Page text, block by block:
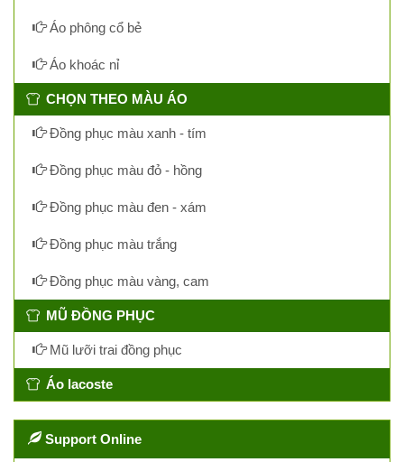
Áo phông cổ bẻ
Áo khoác nỉ
CHỌN THEO MÀU ÁO
Đồng phục màu xanh - tím
Đồng phục màu đỏ - hồng
Đồng phục màu đen - xám
Đồng phục màu trắng
Đồng phục màu vàng, cam
MŨ ĐỒNG PHỤC
Mũ lưỡi trai đồng phục
Áo lacoste
Support Online